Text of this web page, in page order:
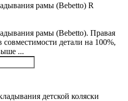
рамы (Bebetto) R
рамы (Bebetto). Правая
совместимости детали на 100%,
...
детской коляски